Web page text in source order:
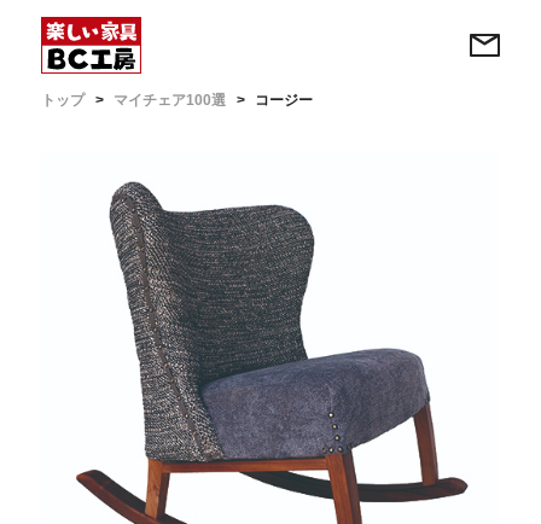
トップ マイチェア100選 コージー